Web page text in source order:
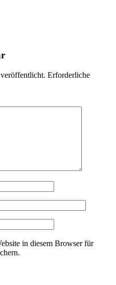
Erforderliche
in diesem Browser für